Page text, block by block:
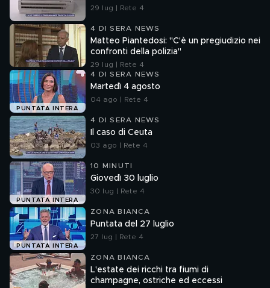
29 lug | Rete 4
4 DI SERA NEWS
Matteo Piantedosi: "C'è un pregiudizio nei
confronti della polizia"
29 lug | Rete 4
PUNTATA INTERA
4 DI SERA NEWS
Martedì 4 agosto
04 ago | Rete 4
4 DI SERA NEWS
Il caso di Ceuta
03 ago | Rete 4
PUNTATA INTERA
10 MINUTI
Giovedì 30 luglio
30 lug | Rete 4
PUNTATA INTERA
ZONA BIANCA
Puntata del 27 luglio
27 lug | Rete 4
ZONA BIANCA
L'estate dei ricchi tra fiumi di
champagne, ostriche ed eccessi